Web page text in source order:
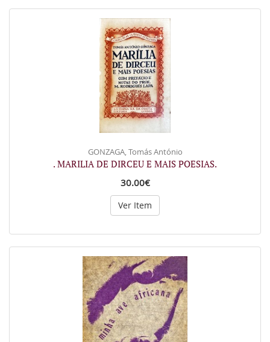
GONZAGA, Tomás António
. MARILIA DE DIRCEU E MAIS POESIAS.
30.00€
Ver Item